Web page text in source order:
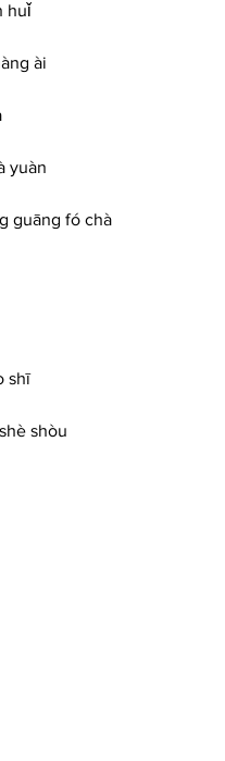
huǐ
ài
yuàn
guāng fó chà
shī
shòu